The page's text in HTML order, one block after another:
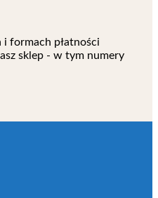
i formach płatności
sklep - w tym numery